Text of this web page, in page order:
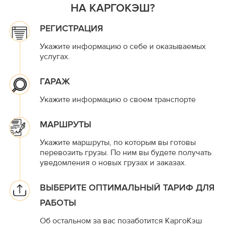
НА КАРГОКЭШ?
РЕГИСТРАЦИЯ
Укажите информацию о себе и оказываемых
услугах.
ГАРАЖ
Укажите информацию о своем транспорте
МАРШРУТЫ
Укажите маршруты, по которым вы готовы
перевозить грузы. По ним вы будете получать
уведомления о новых грузах и заказах.
ВЫБЕРИТЕ ОПТИМАЛЬНЫЙ ТАРИФ ДЛЯ
РАБОТЫ
Об остальном за вас позаботится КаргоКэш